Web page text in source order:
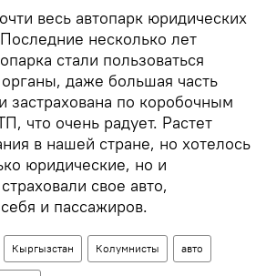
весь автопарк юридических
несколько лет
стали пользоваться
даже большая часть
застрахована по коробочным
что очень радует. Растет
в нашей стране, но хотелось
юридические, но и
свое авто,
и пассажиров.
Кыргызстан Колумнисты авто